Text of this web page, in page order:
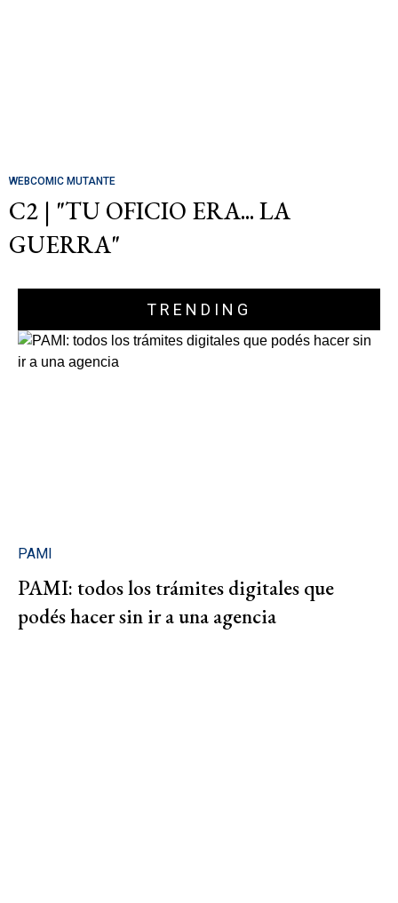
WEBCOMIC MUTANTE
C2 | "TU OFICIO ERA... LA
GUERRA"
TRENDING
PAMI
PAMI: todos los trámites digitales que
podés hacer sin ir a una agencia